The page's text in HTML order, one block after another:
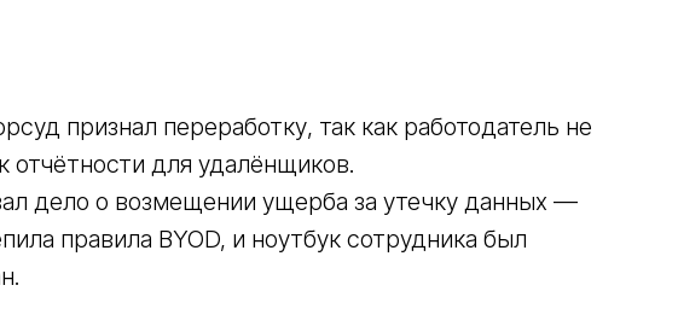
признал переработку, так как работодатель не
отчётности для удалёнщиков.
дело о возмещении ущерба за утечку данных —
правила BYOD, и ноутбук сотрудника был